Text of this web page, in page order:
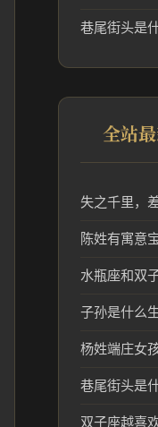
全站
陈姓有寓意
杨姓端庄女